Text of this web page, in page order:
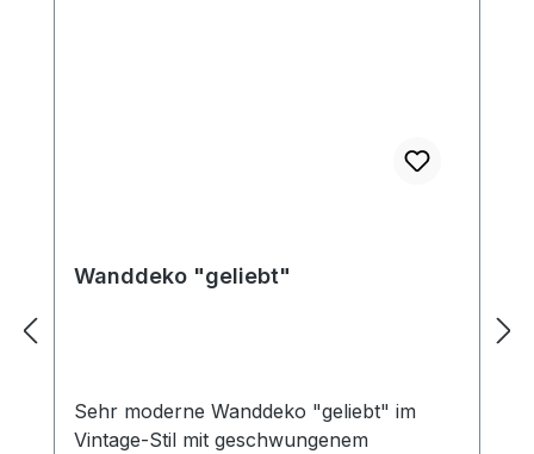
Wanddeko "geliebt"
Sehr moderne Wanddeko "geliebt" im
Vintage-Stil mit geschwungenem